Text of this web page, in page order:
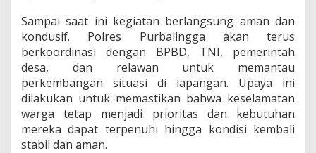
Sampai saat ini kegiatan berlangsung aman dan
kondusif. Polres Purbalingga akan terus
berkoordinasi dengan BPBD, TNI, pemerintah
desa, dan relawan untuk memantau
perkembangan situasi di lapangan. Upaya ini
dilakukan untuk memastikan bahwa keselamatan
warga tetap menjadi prioritas dan kebutuhan
mereka dapat terpenuhi hingga kondisi kembali
stabil dan aman.